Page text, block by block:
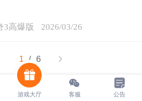
3高爆版 2026/03/26
1 / 6
盛世天影传奇官网》 www.sstycq.com
游戏大厅 客服 公告